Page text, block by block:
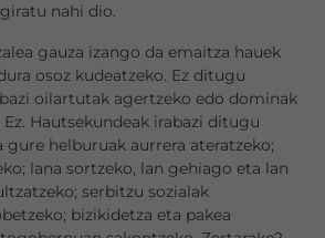
nahi dio.
gauza izango da emaitza hauek
osoz kudeatzeko. Ez ditugu
oilartutak agertzeko edo dominak
Hautsekundeak irabazi ditugu
helburuak aurrera ateratzeko;
lana sortzeko, lan gehiago eta lan
serbitzu sozialak
bizikidetza eta pakea